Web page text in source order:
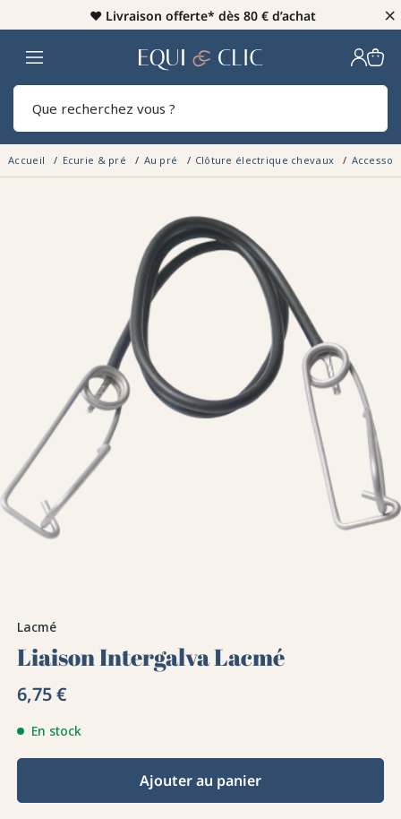
♥️ Livraison offerte* dès 80 € d’achat ×
Home
Accueil Ecurie & pré Au pré Clôture électrique chevaux
Lacmé
Liaison Intergalva Lacmé
6,75 €
En stock
Ajouter au panier